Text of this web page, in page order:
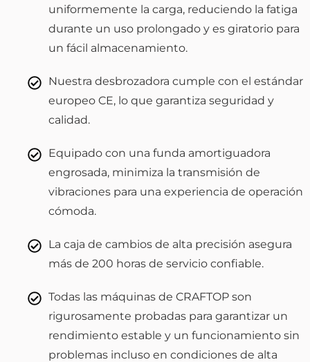
uniformemente la carga, reduciendo la fatiga
durante un uso prolongado y es giratorio para
un fácil almacenamiento.
Nuestra desbrozadora cumple con el estándar
europeo CE, lo que garantiza seguridad y
calidad.
Equipado con una funda amortiguadora
engrosada, minimiza la transmisión de
vibraciones para una experiencia de operación
cómoda.
La caja de cambios de alta precisión asegura
más de 200 horas de servicio confiable.
Todas las máquinas de CRAFTOP son
rigurosamente probadas para garantizar un
rendimiento estable y un funcionamiento sin
problemas incluso en condiciones de alta